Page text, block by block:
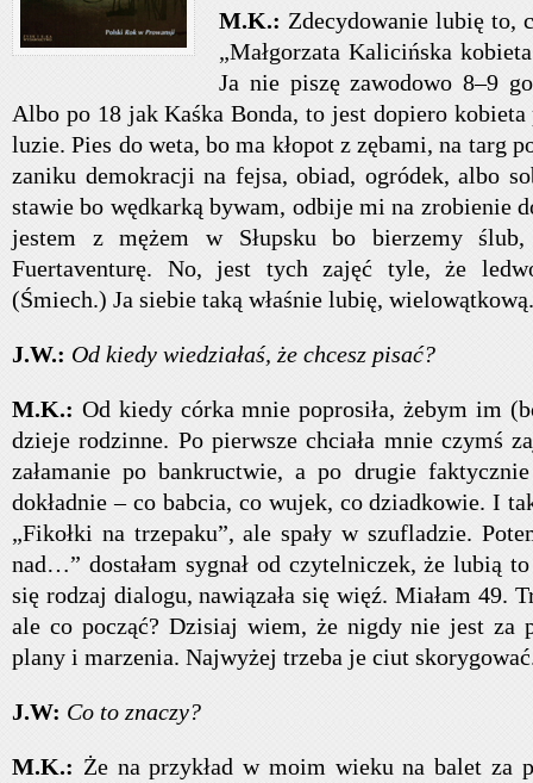
M.K.: Zdecydowanie lubię to,
„Małgorzata Kalicińska
Ja nie piszę zawodowo 8–9
Albo po 18 jak Kaśka Bonda, to jest dopiero
luzie. Pies do weta, bo ma kłopot z zębami, na targ
zaniku demokracji na fejsa, obiad, ogródek, albo
stawie bo wędkarką bywam, odbije mi na zrobienie
jestem z mężem w Słupsku bo bierzemy
Fuertaventurę. No, jest tych zajęć tyle, że
(Śmiech.) Ja siebie taką właśnie lubię, wielowątkową.
J.W.: Od kiedy wiedziałaś, że chcesz pisać?
M.K.: Od kiedy córka mnie poprosiła, żebym im
dzieje rodzinne. Po pierwsze chciała mnie czymś
załamanie po bankructwie, a po drugie
dokładnie – co babcia, co wujek, co dziadkowie. I
„Fikołki na trzepaku”, ale spały w szufladzie.
nad…” dostałam sygnał od czytelniczek, że lubią
się rodzaj dialogu, nawiązała się więź. Miałam 49.
ale co począć? Dzisiaj wiem, że nigdy nie jest za
plany i marzenia. Najwyżej trzeba je ciut
J.W: Co to znaczy?
M.K.: Że na przykład w moim wieku na balet za